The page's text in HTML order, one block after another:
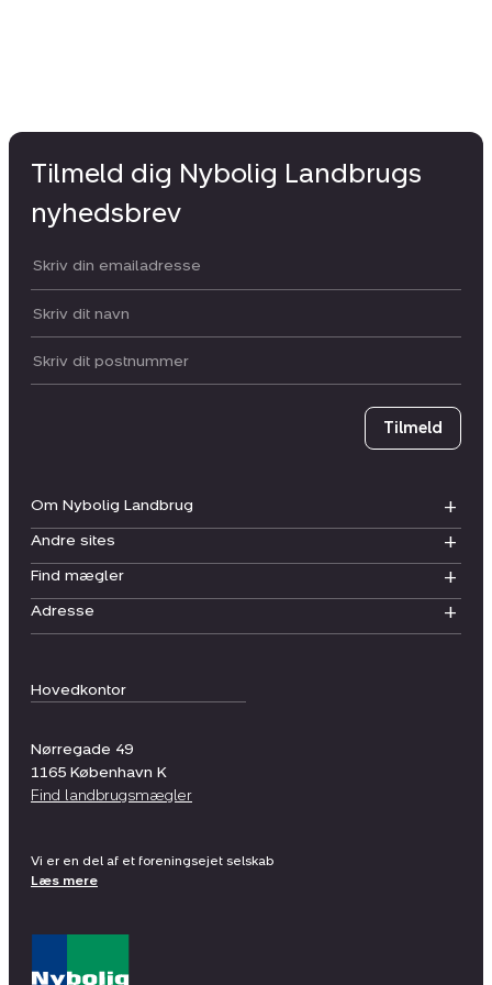
Hovedkontor
Nørregade 49
1165 København K
Find landbrugsmægler
Om Nybolig Landbrug
Andre sites
Find mægler
Adresse
Tilmeld dig Nybolig Landbrugs
nyhedsbrev
Din email:
Dit navn:
Postnummer
Tilmeld
Vi er en del af et foreningsejet selskab
Læs mere